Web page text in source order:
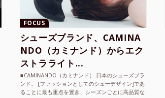
FOCUS
シューズブランド、CAMINA
NDO（カミナンド）からエク
ストラライト...
■CAMINANDO（カミナンド） 日本のシューズブラ
ンド。 [ファッションとしてのシューデザイン]であ
ることに最も重点を置き、シーズンごとに高品質な